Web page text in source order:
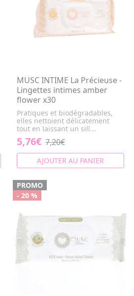
MUSC INTIME La Précieuse -
Lingettes intimes amber
flower x30
Pratiques et biodégradables,
elles nettoient délicatement
tout en laissant un sill...
5,76€ 7,20€
AJOUTER AU PANIER
PROMO
- 20 %